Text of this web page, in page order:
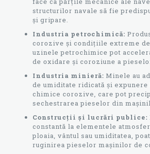
structurilor navale să fie
și gripare.
Industria petrochimică:
corozive și condițiile extreme
uzinele petrochimice pot
de oxidare și coroziune a
Industria minieră: Minele au
de umiditate ridicată și expunere
chimice corozive, care pot
sechestrarea pieselor din
Construcții și lucrări publice:
constantă la elementele
ploaia, vântul sau umiditatea,
ruginirea pieselor mașinilor de